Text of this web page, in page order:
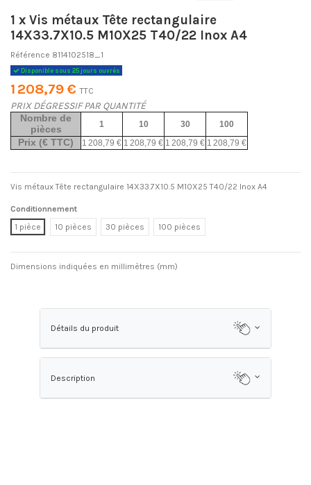
1 x Vis métaux Tête rectangulaire
14X33.7X10.5 M10X25 T40/22 Inox A4
Référence 8114102518_1
Disponible sous 25 jours ouvrés
1 208,79 €TTC
PRIX DÉGRESSIF PAR QUANTITÉ
Nombre de
pièces
1 10 30 100
Prix (€ TTC) 1 208,79 € 1 208,79 € 1 208,79 € 1 208,79 €
Vis métaux Tête rectangulaire 14X33.7X10.5 M10X25 T40/22 Inox A4
Conditionnement
1 pièce
10 pièces 30 pièces 100 pièces
Dimensions indiquées en millimètres (mm)
Détails du produit
Description